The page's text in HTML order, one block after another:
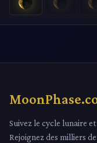
Suivez le cycle lunaire
Rejoignez des milliers